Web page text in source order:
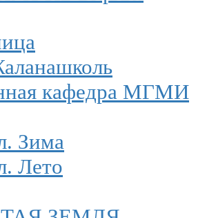
кафедра МГМИ
Зима
Лето